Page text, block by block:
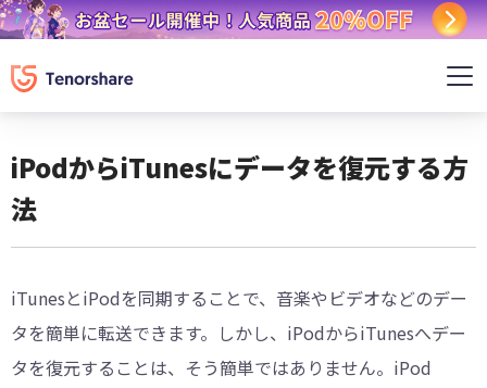
iPodからiTunesにデータを復元する方
法
iTunesとiPodを同期することで、音楽やビデオなどのデー
タを簡単に転送できます。しかし、iPodからiTunesへデー
タを復元することは、そう簡単ではありません。iPod